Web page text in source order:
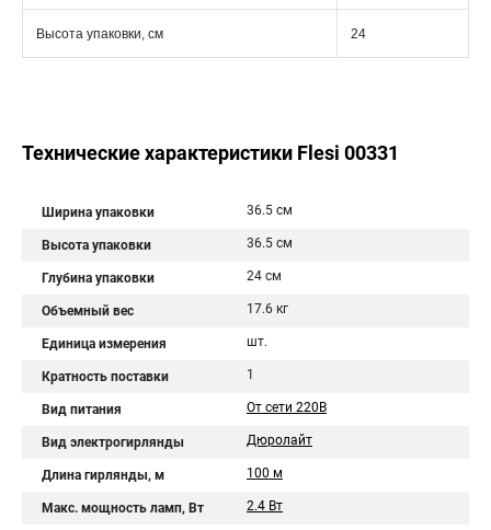
Высота упаковки, см 24
Технические характеристики Flesi 00331
Ширина упаковки 36.5 см
Высота упаковки 36.5 см
Глубина упаковки 24 см
Объемный вес 17.6 кг
Единица измерения шт.
Кратность поставки 1
Вид питания От сети 220В
Вид электрогирлянды Дюролайт
Длина гирлянды, м 100 м
Макс. мощность ламп, Вт 2.4 Вт